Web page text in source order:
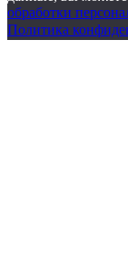
обработки
Политика